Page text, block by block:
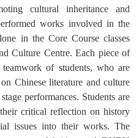
cultural inheritance and
works involved in the
in the Core Course classes
Culture Centre. Each piece of
of students, who are
Chinese literature and culture
performances. Students are
critical reflection on history
issues into their works. The